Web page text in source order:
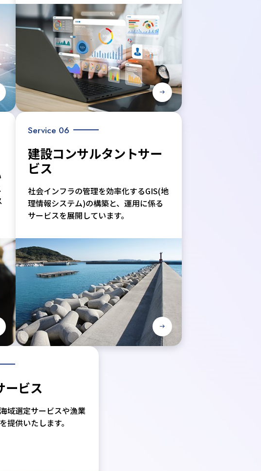
Service 06
建設コンサルタントサー
ビス
社会インフラの管理を効率化するGIS(地
理情報システム)の構築と、運用に係る
サービスを展開しています。
ービス
域選定サービスや漁業
提供いたします。